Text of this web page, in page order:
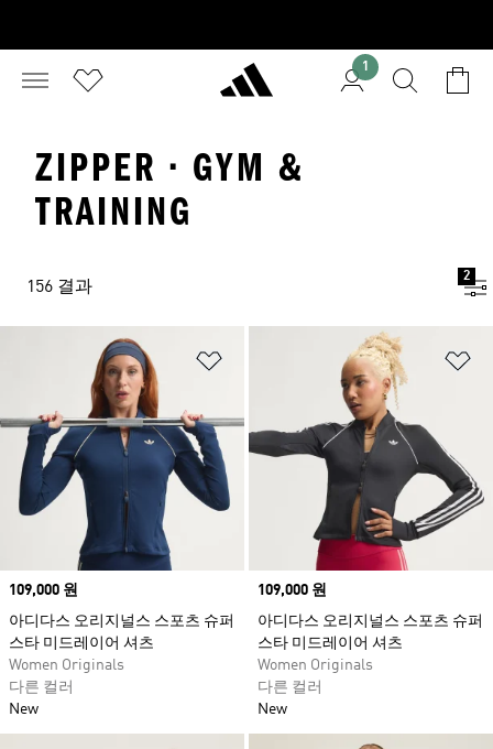
1
ZIPPER · GYM &
TRAINING
156 결과
2
위시리스트 담기
Price
109,000 원
아디다스 오리지널스 스포츠 슈퍼
스타 미드레이어 셔츠
Women Originals
다른 컬러
New
Price
109,000 원
아디다스 오리지널스 스포츠 슈퍼
스타 미드레이어 셔츠
Women Originals
다른 컬러
New